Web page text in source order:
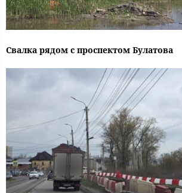
Свалка рядом с проспектом Булатова